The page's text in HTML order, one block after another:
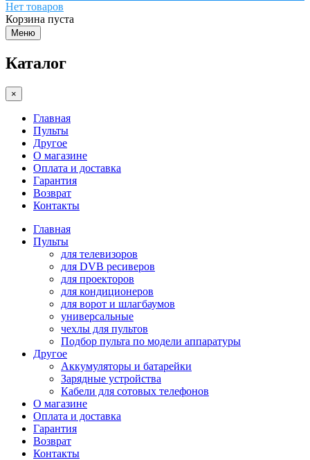
Нет товаров
Корзина пуста
Меню
Каталог
×
Главная
Пульты
Другое
О магазине
Оплата и доставка
Гарантия
Возврат
Контакты
Главная
Пульты
для телевизоров
для DVB ресиверов
для проекторов
для кондиционеров
для ворот и шлагбаумов
универсальные
чехлы для пультов
Подбор пульта по модели аппаратуры
Другое
Аккумуляторы и батарейки
Зарядные устройства
Кабели для сотовых телефонов
О магазине
Оплата и доставка
Гарантия
Возврат
Контакты